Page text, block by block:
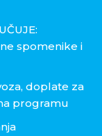
spomenike i
doplate za
programu